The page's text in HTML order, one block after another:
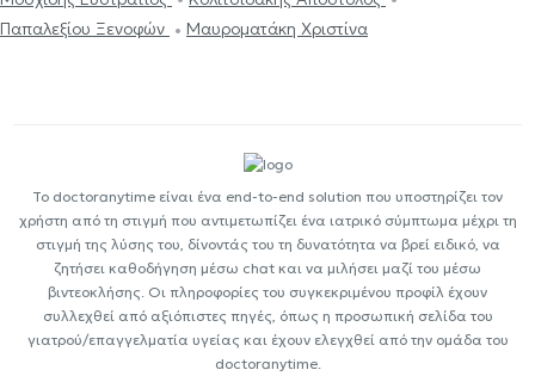
Παπαλεξίου Ξενοφών
Μαυροματάκη Χριστίνα
Το doctoranytime είναι ένα end-to-end solution που υποστηρίζει τον
χρήστη από τη στιγμή που αντιμετωπίζει ένα ιατρικό σύμπτωμα μέχρι τη
στιγμή της λύσης του, δίνοντάς του τη δυνατότητα να βρεί ειδικό, να
ζητήσει καθοδήγηση μέσω chat και να μιλήσει μαζί του μέσω
βιντεοκλήσης. Οι πληροφορίες του συγκεκριμένου προφίλ έχουν
συλλεχθεί από αξιόπιστες πηγές, όπως η προσωπική σελίδα του
γιατρού/επαγγελματία υγείας και έχουν ελεγχθεί από την ομάδα του
doctoranytime.